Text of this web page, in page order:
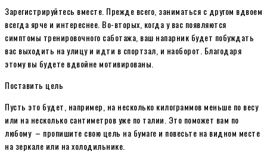
Зарегистрируйтесь вместе. Прежде всего, заниматься с другом вдвоем
всегда ярче и интереснее. Во-вторых, когда у вас появляются
симптомы тренировочного саботажа, ваш напарник будет побуждать
вас выходить на улицу и идти в спортзал, и наоборот. Благодаря
этому вы будете вдвойне мотивированы.
Поставить цель
Пусть это будет, например, на несколько килограммов меньше по весу
или на несколько сантиметров уже по талии. Это поможет вам по
любому – пропишите свою цель на бумаге и повесьте на видном месте
на зеркале или на холодильнике.